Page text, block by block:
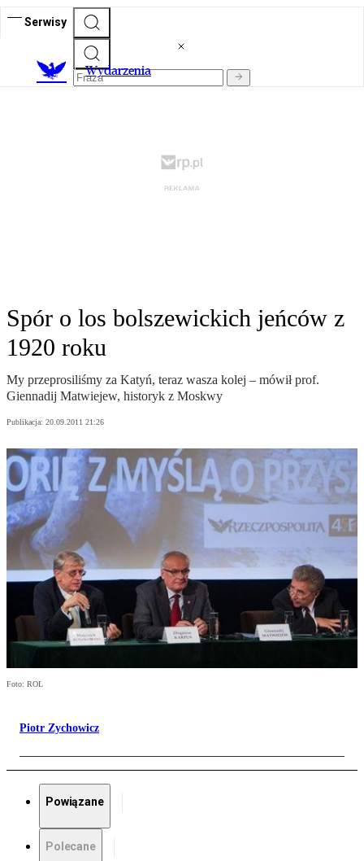
Serwisy
Wydarzenia
Spór o los bolszewickich jeńców z
1920 roku
My przeprosiliśmy za Katyń, teraz wasza kolej – mówił prof.
Giennadij Matwiejew, historyk z Moskwy
Publikacja: 20.09.2011 21:26
Foto: ROL
Piotr Zychowicz
Powiązane
Polecane